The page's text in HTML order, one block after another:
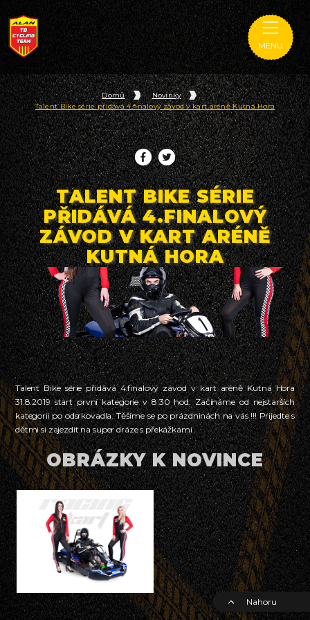
MENU
Domů
Novinky
Talent Bike série přidává 4.finalový závod v kart aréně Kutná Hora
TALENT BIKE SÉRIE
PŘIDÁVÁ 4.FINALOVÝ
ZÁVOD V KART ARÉNĚ
KUTNÁ HORA
Talent Bike série přidává 4.finalový závod v kart aréně Kutná Hora
31.8.2019 start první kategorie v 8:30 hod. Začínáme od nejstarších
kategorii po odsrkovadla. Těšíme se po prázdninách na vás !!! Prijedte s
dětmi si zajezdit na super dráze s překážkami .
OBRÁZKY K NOVINCE
Nahoru